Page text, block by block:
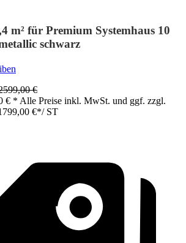
m² für Premium Systemhaus 10
schwarz
€
€ * Alle Preise inkl. MwSt. und ggf. zzgl.
€*/ ST